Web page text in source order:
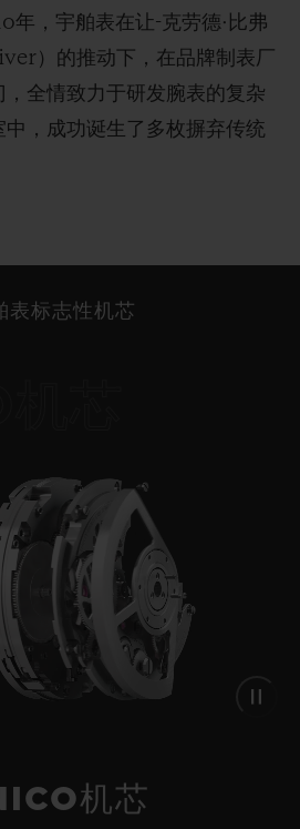
年，宇舶表在让-克劳德·比弗
）的推动下，在品牌制表厂
全情致力于研发腕表的复杂
，成功诞生了多枚摒弃传统
义。2013年，宇舶表传世之
杂功能腕表领域的创新方
代的作品完全契合根据个人意
置时，指针将减速，将一小时
。当位于第二个位置时，指针
于第三个位置时，指针将加
显示为一小时，以上功能可令
仅是遵循正常时间。
表标志性机芯
机芯